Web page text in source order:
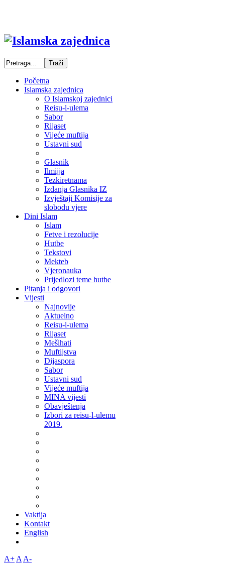
Početna
Islamska zajednica
O Islamskoj zajednici
Reisu-l-ulema
Sabor
Rijaset
Vijeće muftija
Ustavni sud
Glasnik
Ilmijja
Tezkiretnama
Izdanja Glasnika IZ
Izvještaji Komisije za
slobodu vjere
Dini Islam
Islam
Fetve i rezolucije
Hutbe
Tekstovi
Mekteb
Vjeronauka
Prijedlozi teme hutbe
Pitanja i odgovori
Vijesti
Najnovije
Aktuelno
Reisu-l-ulema
Rijaset
Mešihati
Muftijstva
Dijaspora
Sabor
Ustavni sud
Vijeće muftija
MINA vijesti
Obavještenja
Izbori za reisu-l-ulemu
2019.
Vaktija
Kontakt
English
A+ A A-